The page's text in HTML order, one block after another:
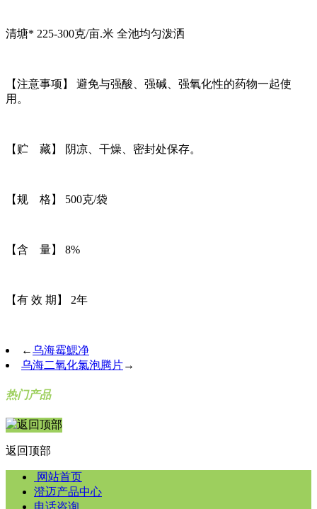
清塘* 225-300克/亩.米 全池均匀泼洒
【注意事项】 避免与强酸、强碱、强氧化性的药物一起使
用。
【贮 藏】 阴凉、干燥、密封处保存。
【规 格】 500克/袋
【含 量】 8%
【有 效 期】 2年
←乌海霉鰓净
乌海二氧化氯泡腾片→
热门产品
返回顶部
网站首页
澄迈产品中心